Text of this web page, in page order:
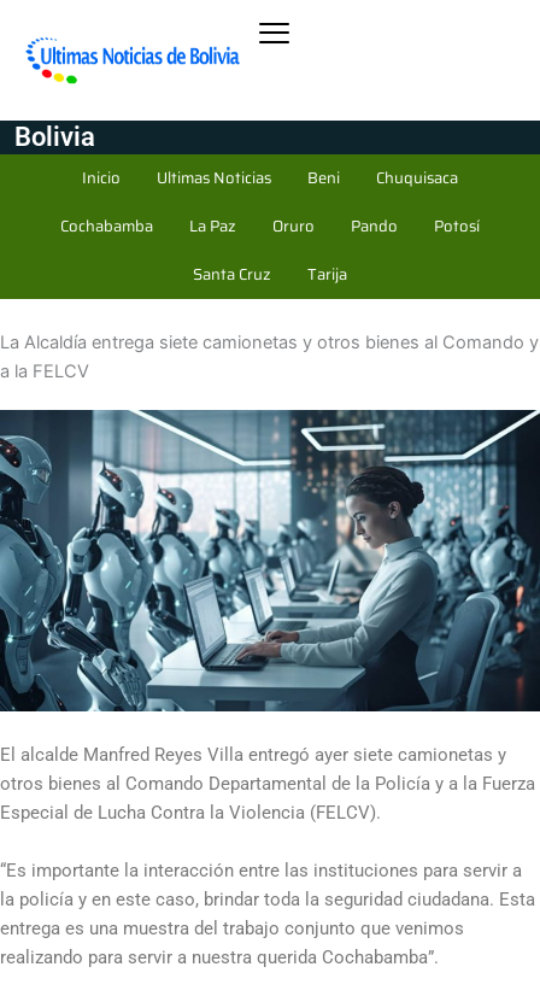
Bolivia
Inicio Ultimas Noticias Beni
Chuquisaca
Cochabamba
La Paz Oruro Pando
Potosí
Santa Cruz
Tarija
La Alcaldía entrega siete camionetas y otros bienes al Comando y
a la FELCV
El alcalde Manfred Reyes Villa entregó ayer siete camionetas y
otros bienes al Comando Departamental de la Policía y a la Fuerza
Especial de Lucha Contra la Violencia (FELCV).
“Es importante la interacción entre las instituciones para servir a
la policía y en este caso, brindar toda la seguridad ciudadana. Esta
entrega es una muestra del trabajo conjunto que venimos
realizando para servir a nuestra querida Cochabamba”.